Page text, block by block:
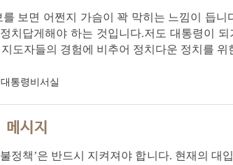
보면 어쩐지 가슴이 꽉 막히는 느낌이 듭니
치답게해야 하는 것입니다.저도 대통령이 되
도자들의 경험에 비추어 정치다운 정치를 위
대통령비서실
시지
정책’은 반드시 지켜져야 합니다. 현재의 대